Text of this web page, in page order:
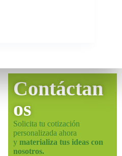
Contáctan
os
Solicita tu cotización
personalizada ahora
y materializa tus ideas con
nosotros.